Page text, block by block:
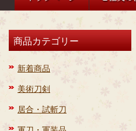
商品カテゴリー
新着商品
美術刀剣
居合・試斬刀